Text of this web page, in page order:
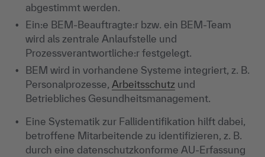
abgestimmt werden.
Ein:e BEM‑Beauftragte:r bzw. ein BEM‑Team
wird als zentrale Anlaufstelle und
Prozessverantwortliche:r festgelegt.
BEM wird in vorhandene Systeme integriert, z. B.
Personalprozesse, Arbeitsschutz und
Betriebliches Gesundheitsmanagement.
Eine Systematik zur Fallidentifikation hilft dabei,
betroffene Mitarbeitende zu identifizieren, z. B.
durch eine datenschutzkonforme AU‑Erfassung